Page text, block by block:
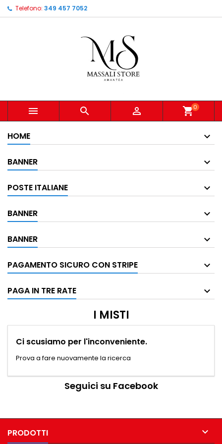
Telefono: 349 457 7052
   shopping_cart0
HOME
BANNER
POSTE ITALIANE
BANNER
BANNER
PAGAMENTO SICURO CON STRIPE
PAGA IN TRE RATE
I MISTI
Ci scusiamo per l'inconveniente.
Prova a fare nuovamente la ricerca
Seguici su Facebook
PRODOTTI 